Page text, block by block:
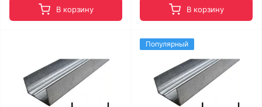
В корзину В корзину
Популярный